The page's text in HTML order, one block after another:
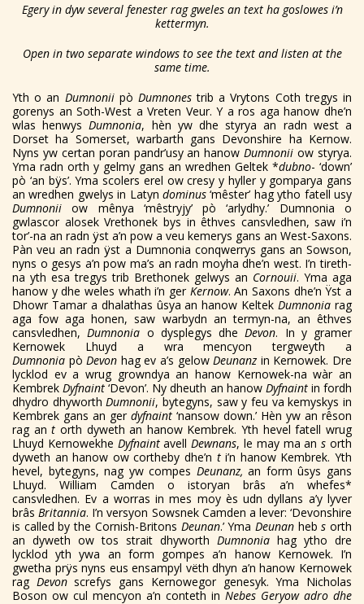
Egery in dyw several fenester rag gweles an text ha goslowes i’n
kettermyn.
Open in two separate windows to see the text and listen at the
same time.
Yth o an Dumnoniipò Dumnonestrib a Vrytons Coth tregys in
gorenys an Soth-West a Vreten Veur. Y a ros aga hanow dhe’n
wlas henwysDumnonia, hèn yw dhe styrya an radn west a
Dorset ha Somerset, warbarth gans Devonshire ha Kernow.
Nyns yw certan poran pandr’usy an hanowDumnonii ow styrya.
Yma radn orth y gelmy gans an wredhen Geltek *dubno- ‘down’
pò ‘an bÿs’. Yma scolers erel ow cresy y hyller y gomparya gans
an wredhen gwelys in Latyn dominus ‘mêster’ hag ytho fatell usy
Dumnonii ow mênya ‘mêstryjy’ pò ‘arlydhy.’ Dumnonia o
gwlascor alosek Vrethonek bys in êthves cansvledhen, saw i’n
tor’-na an radn ÿst a’n pow a veu kemerys gans an West-Saxons.
Pàn veu an radn ÿst a Dumnonia conqwerrys gans an Sowson,
nyns o gesys a’n pow ma’s an radn moyha dhe’n west. I’n tireth-
na yth esa tregys trib Brethonek gelwys an Cornouii. Yma aga
hanow y dhe weles whath i’n ger Kernow. An Saxons dhe’n Ÿst a
Dhowr Tamar a dhalathas ûsya an hanow KeltekDumnonia rag
aga fow aga honen, saw warbydn an termyn-na, an êthves
cansvledhen,Dumnonia o dysplegys dheDevon. In y gramer
Kernowek Lhuyd a wra mencyon tergweyth a
Dumnonia pò Devon hag ev a’s gelowDeunanz in Kernowek. Dre
lycklod ev a wrug growndya an hanow Kernowek-na wàr an
KembrekDyfnaint ‘Devon’. Ny dheuth an hanow Dyfnaintin fordh
dhydro dhyworthDumnonii, bytegyns, saw y feu va kemyskys in
Kembrek gans an ger dyfnaint ‘nansow down.’ Hèn yw an rêson
rag ant orth dyweth an hanow Kembrek. Yth hevel fatell wrug
Lhuyd Kernowekhe DyfnaintavellDewnans, le may ma ans orth
dyweth an hanow ow cortheby dhe’n ti’n hanow Kembrek. Yth
hevel, bytegyns, nag yw compes Deunanz, an form ûsys gans
Lhuyd. William Camden o istoryan brâs a’n whefes*
cansvledhen. Ev a worras in mes moy ès udn dyllans a’y lyver
brâsBritannia. I’n versyon Sowsnek Camden a lever: ‘Devonshire
is called by the Cornish-Britons Deunan.’ Yma Deunanhebs orth
an dyweth ow tos strait dhyworth Dumnonia hag ytho dre
lycklod yth ywa an form gompes a’n hanow Kernowek. I’n
gwetha prÿs nyns eus ensampyl vëth dhyn a’n hanow Kernowek
rag Devonscrefys gans Kernowegor genesyk. Yma Nicholas
Boson ow cul mencyon a’n conteth in Nebes Geryow adro dhe